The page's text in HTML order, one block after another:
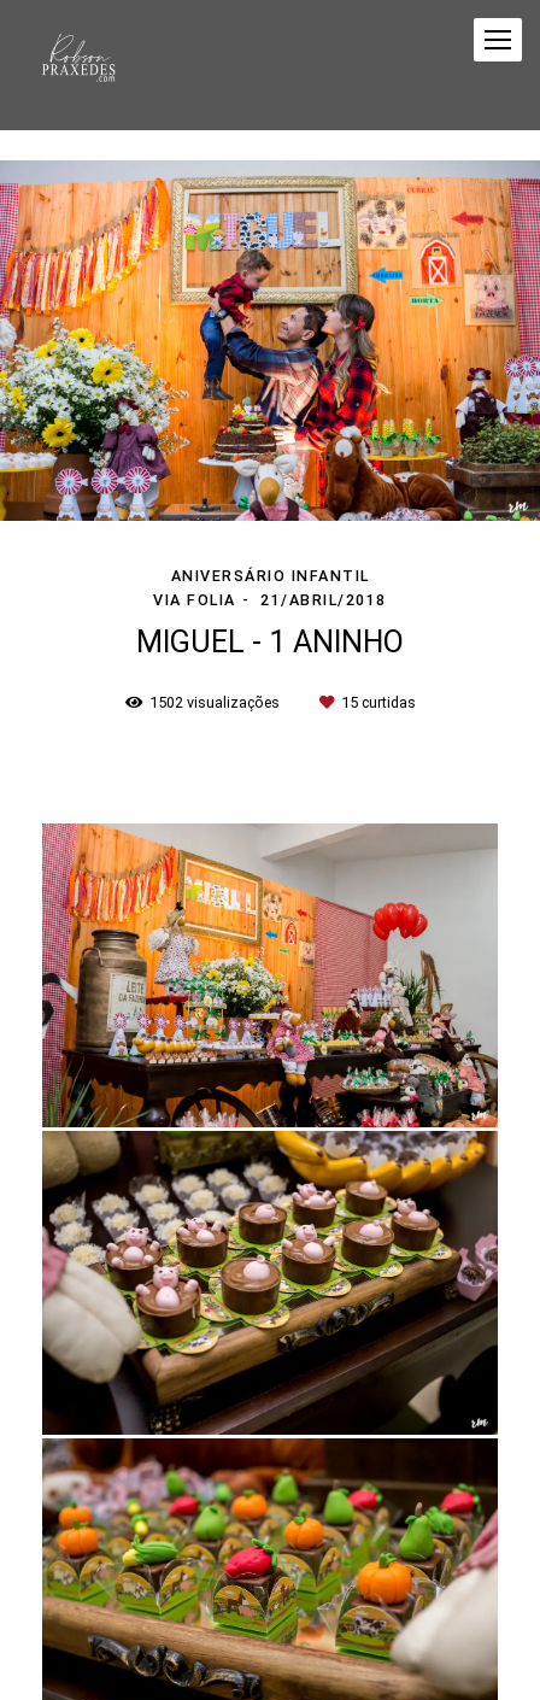
ANIVERSÁRIO INFANTIL
VIA FOLIA
21/ABRIL/2018
MIGUEL - 1 ANINHO
1502 visualizações 15curtidas